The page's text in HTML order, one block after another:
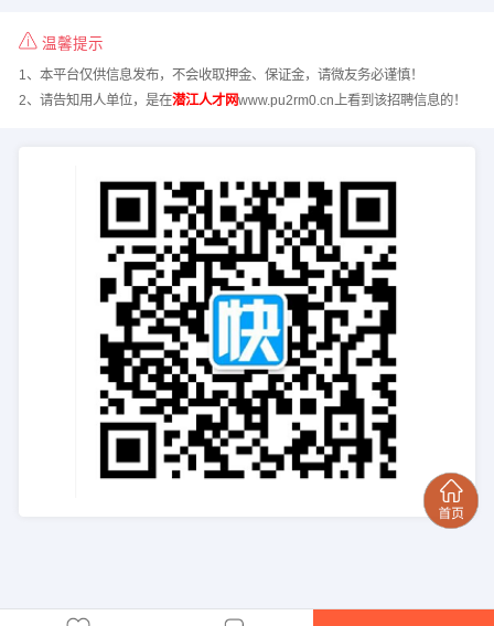
温馨提示
1、本平台仅供信息发布，不会收取押金、保证金，请微友务必谨慎！
2、请告知用人单位，是在潜江人才网www.pu2rm0.cn上看到该招聘信息的！